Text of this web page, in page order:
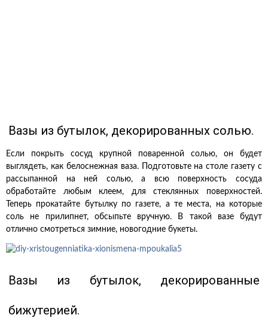
Вазы из бутылок, декорированных солью.
Если покрыть сосуд крупной поваренной солью, он будет
выглядеть, как белоснежная ваза. Подготовьте на столе газету с
рассыпанной на ней солью, а всю поверхность сосуда
обработайте любым клеем, для стеклянных поверхностей.
Теперь прокатайте бутылку по газете, а те места, на которые
соль не прилипнет, обсыпьте вручную. В такой вазе будут
отлично смотреться зимние, новогодние букеты.
Вазы из бутылок, декорированные
бижутерией.